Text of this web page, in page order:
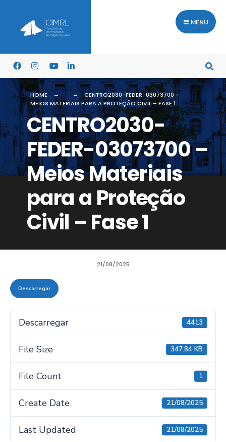
MENU
HOME
CENTRO2030-FEDER-03073700 –
MEIOS MATERIAIS PARA A PROTEÇÃO CIVIL – FASE 1
CENTRO2030-
FEDER-03073700 –
Meios Materiais
para a Proteção
Civil – Fase 1
21/08/2025
Descarregar
Descarregar 4413
File Size 347.84 KB
File Count 1
Create Date 21/08/2025
Last Updated 21/08/2025